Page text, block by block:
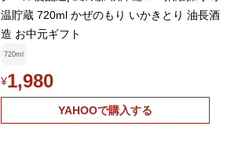
温貯蔵 720ml かぜのもり いかきとり 油長酒
造 お中元ギフト
720ml
¥1,980
YAHOOで購入する